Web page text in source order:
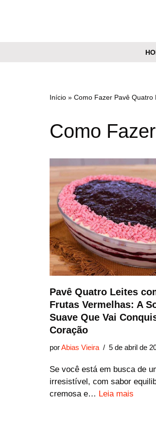
Início » Como Fazer Pavê Quatro
Como
Pavê Quatro Leites
Frutas Vermelhas: A
Suave Que Vai
Coração
porAbias Vieira 5 de abril de
Se você está em busca de
irresistível, com sabor
cremosa e… Leia mais